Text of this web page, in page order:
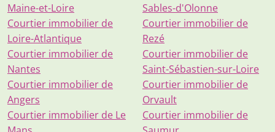
Maine-et-Loire
Courtier immobilier de
Loire-Atlantique
Courtier immobilier de
Nantes
Courtier immobilier de
Angers
Courtier immobilier de Le
Sables-d'Olonne
Courtier immobilier de
Rezé
Courtier immobilier de
Saint-Sébastien-sur-Loire
Courtier immobilier de
Orvault
Courtier immobilier de